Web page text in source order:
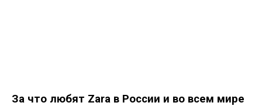
За что любят Zara в России и во всем мире